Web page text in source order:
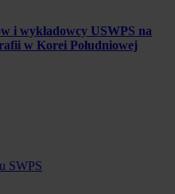
i wykładowcy USWPS na
w Korei Południowej
SWPS